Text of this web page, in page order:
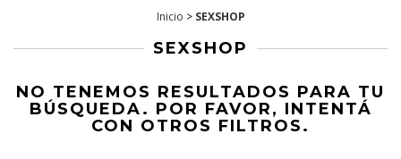
Inicio > SEXSHOP
SEXSHOP
NO TENEMOS RESULTADOS PARA TU
BÚSQUEDA. POR FAVOR, INTENTÁ
CON OTROS FILTROS.